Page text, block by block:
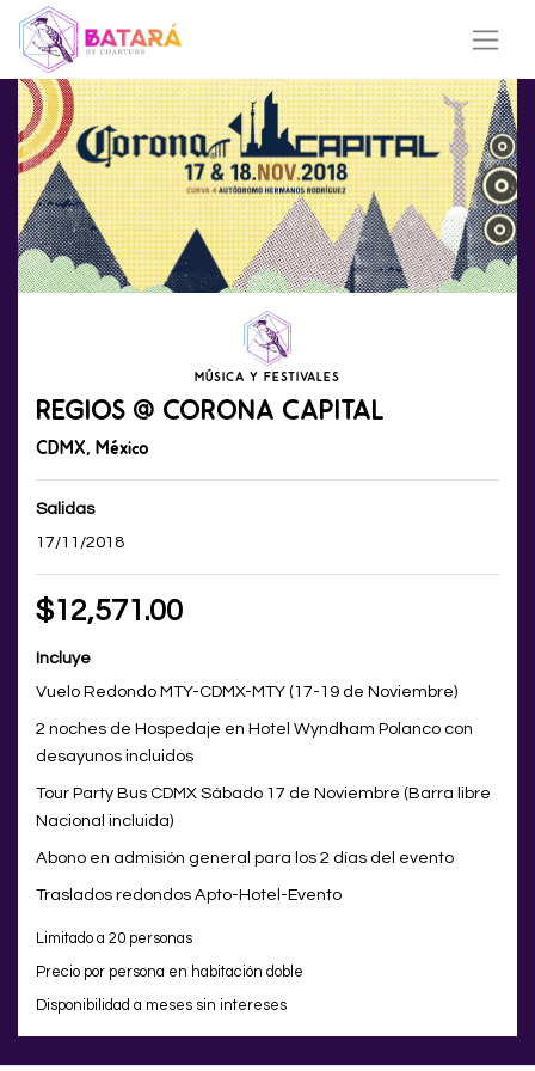
MÚSICA Y FESTIVALES
REGIOS @ CORONA CAPITAL
CDMX, México
Salidas
17/11/2018
$12,571.00
Incluye
Vuelo Redondo MTY-CDMX-MTY (17-19 de Noviembre)
2 noches de Hospedaje en Hotel Wyndham Polanco con
desayunos incluidos
Tour Party Bus CDMX Sábado 17 de Noviembre (Barra libre
Nacional incluida)
Abono en admisión general para los 2 días del evento
Traslados redondos Apto-Hotel-Evento
Limitado a 20 personas
Precio por persona en habitación doble
Disponibilidad a meses sin intereses